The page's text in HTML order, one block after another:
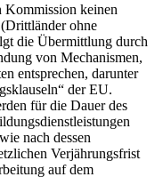
Kommission keinen
ohne
die Übermittlung durch
von Mechanismen,
entsprechen, darunter
der EU.
für die Dauer des
nach dessen
Verjährungsfrist
auf dem